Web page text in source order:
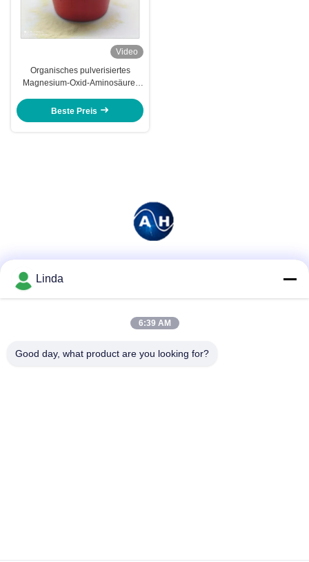
Video
Organisches pulverisiertes
Magnesium-Oxid-Aminosäure-
Pflanzen
Beste Preis
Linda
6:39 AM
Good day, what product are you looking for?